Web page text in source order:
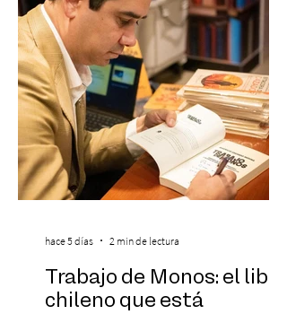
destaca a los artistas menores de 21 años
más influyentes de la industria musical.
Este reconocimiento reaf
Trabajo de Monos: el libro
chileno que está
hace 5 días 2 min de lectura